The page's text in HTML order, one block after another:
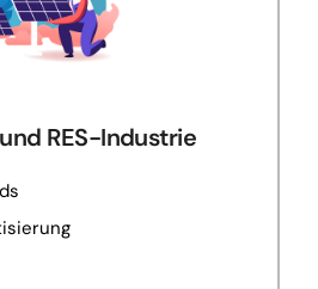
RES-Industrie